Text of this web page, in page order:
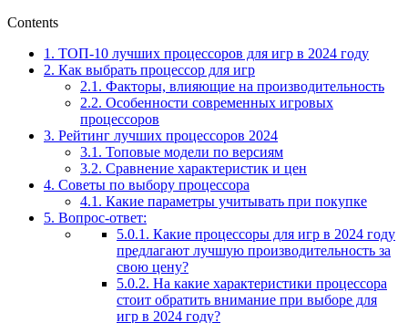
Contents
1. ТОП-10 лучших процессоров для игр в 2024 году
2. Как выбрать процессор для игр
2.1. Факторы, влияющие на производительность
2.2. Особенности современных игровых
процессоров
3. Рейтинг лучших процессоров 2024
3.1. Топовые модели по версиям
3.2. Сравнение характеристик и цен
4. Советы по выбору процессора
4.1. Какие параметры учитывать при покупке
5. Вопрос-ответ:
5.0.1. Какие процессоры для игр в 2024 году
предлагают лучшую производительность за
свою цену?
5.0.2. На какие характеристики процессора
стоит обратить внимание при выборе для
игр в 2024 году?